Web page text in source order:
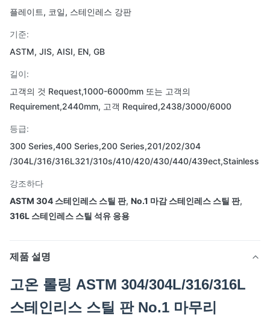
플레이트, 코일, 스테인레스 강판
기준:
ASTM, JIS, AISI, EN, GB
길이:
고객의 것 Request,1000-6000mm 또는 고객의
Requirement,2440mm, 고객 Required,2438/3000/6000
등급:
300 Series,400 Series,200 Series,201/202/304
/304L/316/316L321/310s/410/420/430/440/439ect,Stainless
강조하다
ASTM 304 스테인레스 스틸 판, No.1 마감 스테인레스 스틸 판,
316L 스테인레스 스틸 석유 응용
제품 설명
고온 롤링 ASTM 304/304L/316/316L
스테인리스 스틸 판 No.1 마무리